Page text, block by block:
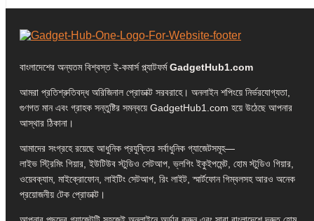
বাংলাদেশের অন্যতম বিশ্বস্ত ই-কমার্স প্ল্যাটফর্মGadgetHub1.com
আমরা প্রতিশ্রুতিবদ্ধ অরিজিনাল প্রোডাক্ট সরবরাহে। অনলাইন শপিংয়ে নির্ভরযোগ্যতা,
গুণগত মান এবং গ্রাহক সন্তুষ্টির সমন্বয়ে GadgetHub1.com হয়ে উঠেছে আপনার
আস্থার ঠিকানা।
আমাদের সংগ্রহে রয়েছে আধুনিক প্রযুক্তির সর্বাধুনিক গ্যাজেটসমূহ—
লাইভ স্ট্রিমিং গিয়ার, ইউটিউব স্টুডিও সেটআপ, ভ্লগিং ইকুইপমেন্ট, হোম স্টুডিও গিয়ার,
ওয়েবক্যাম, মাইক্রোফোন, লাইটিং সেটআপ, রিং লাইট, স্মার্টফোন গিম্বলসহ আরও অনেক
প্রয়োজনীয় টেক প্রোডাক্ট।